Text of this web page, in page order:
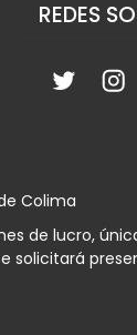
REDES
Colima
de lucro,
solicitará